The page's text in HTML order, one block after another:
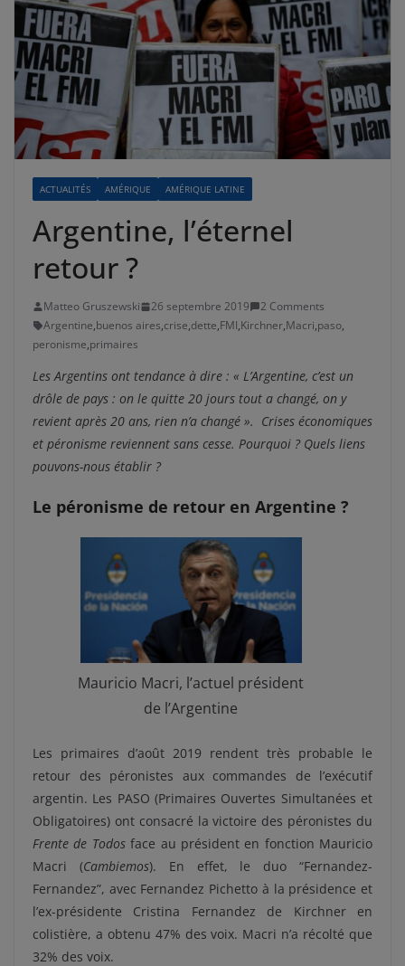
ACTUALITÉS AMÉRIQUE AMÉRIQUE LATINE
Argentine, l’éternel
retour ?
Matteo Gruszewski 26 septembre 2019
2 Comments
Argentine,buenos aires,crise,dette,FMI,Kirchner,Macri,paso,
peronisme,primaires
Les Argentins ont tendance à dire : « L’Argentine, c’est un
drôle de pays : on le quitte 20 jours tout a changé, on y
revient après 20 ans, rien n’a changé ». Crises économiques
et péronisme reviennent sans cesse. Pourquoi ? Quels liens
pouvons-nous établir ?
Le péronisme de retour en Argentine ?
Mauricio Macri, l’actuel président
de l’Argentine
Les primaires d’août 2019 rendent très probable le
retour des péronistes aux commandes de l’exécutif
argentin. Les PASO (Primaires Ouvertes Simultanées et
Obligatoires) ont consacré la victoire des péronistes du
Frente de Todosface au président en fonction Mauricio
Macri (Cambiemos). En effet, le duo “Fernandez-
Fernandez”, avec Fernandez Pichetto à la présidence et
l’ex-présidente Cristina Fernandez de Kirchner en
colistière, a obtenu 47% des voix. Macri n’a récolté que
32% des voix.